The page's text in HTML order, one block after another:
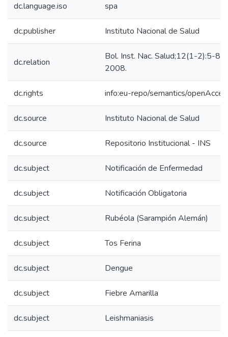
dc.language.iso spa
dc.publisher Instituto Nacional de Salud
dc.relation
Bol. Inst. Nac. Salud;12(1-2):5-
2008.
dc.rights info:eu-repo/semantics/
dc.source Instituto Nacional de Salud
dc.source Repositorio Institucional - INS
dc.subject Notificación de Enfermedad
dc.subject Notificación Obligatoria
dc.subject Rubéola (Sarampión Alemán)
dc.subject Tos Ferina
dc.subject Dengue
dc.subject Fiebre Amarilla
dc.subject Leishmaniasis